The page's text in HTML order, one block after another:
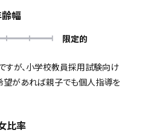
幅
限定的
すが、小学校教員採用試験向け
望があれば親子でも個人指導を
比率